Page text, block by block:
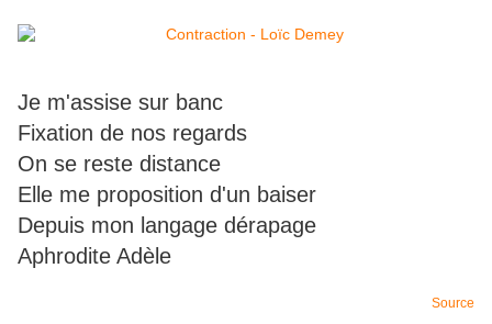
Je m'assise sur banc
Fixation de nos regards
On se reste distance
Elle me proposition d'un baiser
Depuis mon langage dérapage
Aphrodite Adèle
Source